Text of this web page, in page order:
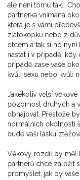
ale není tomu tak.
partnerka vnímána
která je s vámi
zlatokopku nebo z
otcem a tak si ho
nastat i v případě, kdy
případě zase vaše
kvůli sexu nebo kvůli
Jakékoliv větší
pozornost druhých a
obhajovat. Přestože
normálních okolností
bude vaši lásku
Věkový rozdíl by měl
partnerů chce založit
promyslet, jak by